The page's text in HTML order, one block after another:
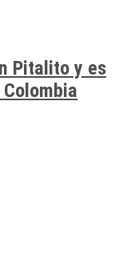
Pitalito y es